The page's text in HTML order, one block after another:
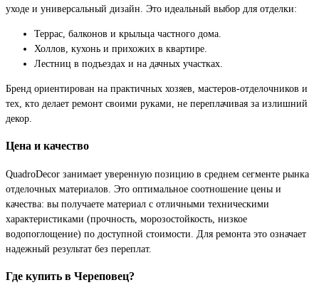
уходе и универсальный дизайн. Это идеальный выбор для отделки:
Террас, балконов и крыльца частного дома.
Холлов, кухонь и прихожих в квартире.
Лестниц в подъездах и на дачных участках.
Бренд ориентирован на практичных хозяев, мастеров-отделочников и
тех, кто делает ремонт своими руками, не переплачивая за излишний
декор.
Цена и качество
QuadroDecor занимает уверенную позицию в среднем сегменте рынка
отделочных материалов. Это оптимальное соотношение цены и
качества: вы получаете материал с отличными техническими
характеристиками (прочность, морозостойкость, низкое
водопоглощение) по доступной стоимости. Для ремонта это означает
надежный результат без переплат.
Где купить в Череповец?